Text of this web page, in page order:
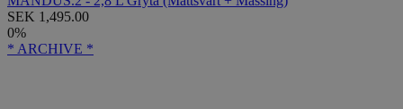
SEK 1,495.00
0%
* ARCHIVE *